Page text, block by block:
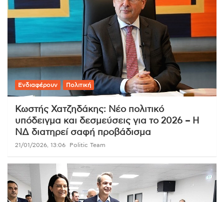
Ενδιαφέρουν Πολιτική
Κωστής Χατζηδάκης: Νέο πολιτικό
υπόδειγμα και δεσμεύσεις για το 2026 – Η
ΝΔ διατηρεί σαφή προβάδισμα
21/01/2026, 13:06 Politic Team